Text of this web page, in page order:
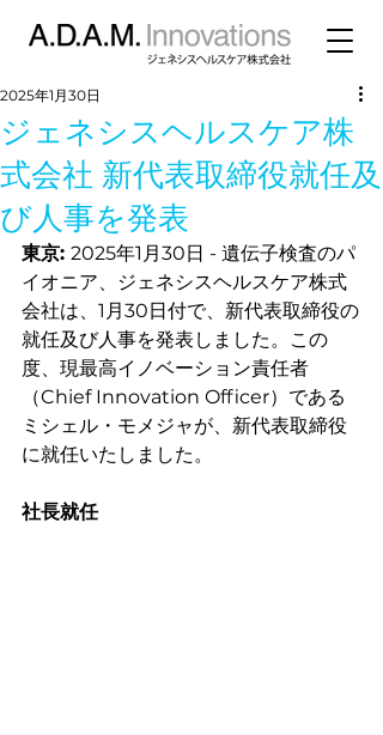
ジェネシスヘルスケア株
式会社 新代表取締役就任及
び人事を発表
2025年1月30日
東京: 2025年1月30日 - 遺伝子検査のパ
イオニア、ジェネシスヘルスケア株式
会社は、1月30日付で、新代表取締役の
就任及び人事を発表しました。この
度、現最高イノベーション責任者
（Chief Innovation Officer）である
ミシェル・モメジャが、新代表取締役
に就任いたしました。
社長就任